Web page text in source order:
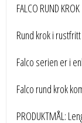
FALCO RUND KROK
Rund krok i
Falco serien er i
Falco rund krok
PRODUKTMÅL: